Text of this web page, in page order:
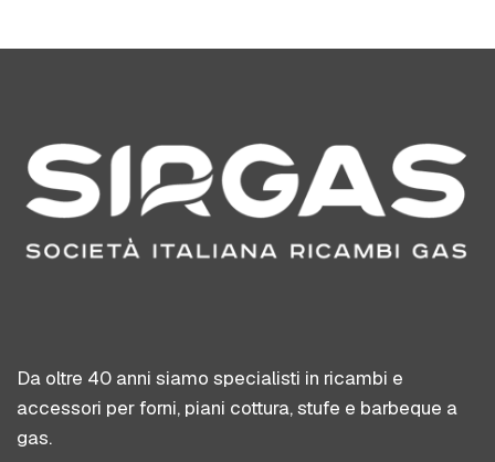
Da oltre 40 anni siamo specialisti in ricambi e
accessori per forni, piani cottura, stufe e barbeque a
gas.